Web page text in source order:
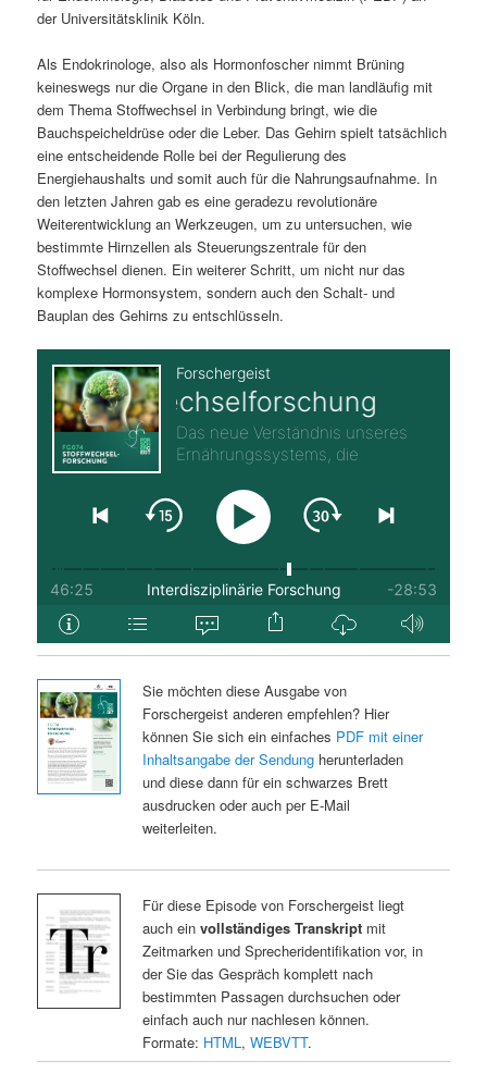
ng
e
n
der Universitätsklinik Köln.
Als Endokrinologe, also als Hormonfoscher nimmt Brüning
keineswegs nur die Organe in den Blick, die man landläufig mit
dem Thema Stoffwechsel in Verbindung bringt, wie die
Bauchspeicheldrüse oder die Leber. Das Gehirn spielt tatsächlich
eine entscheidende Rolle bei der Regulierung des
Energiehaushalts und somit auch für die Nahrungsaufnahme. In
den letzten Jahren gab es eine geradezu revolutionäre
Weiterentwicklung an Werkzeugen, um zu untersuchen, wie
bestimmte Hirnzellen als Steuerungszentrale für den
Stoffwechsel dienen. Ein weiterer Schritt, um nicht nur das
komplexe Hormonsystem, sondern auch den Schalt- und
Bauplan des Gehirns zu entschlüsseln.
Sie möchten diese Ausgabe von
Forschergeist anderen empfehlen? Hier
können Sie sich ein einfaches PDF mit einer
Inhaltsangabe der Sendungherunterladen
und diese dann für ein schwarzes Brett
ausdrucken oder auch per E-Mail
weiterleiten.
Für diese Episode von Forschergeist liegt
auch ein vollständiges Transkriptmit
Zeitmarken und Sprecheridentifikation vor, in
der Sie das Gespräch komplett nach
bestimmten Passagen durchsuchen oder
einfach auch nur nachlesen können.
Formate: HTML, WEBVTT.